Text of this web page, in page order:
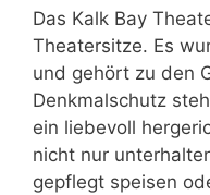
Das Kalk Bay
Theatersitze. Es
und gehört zu den
Denkmalschutz
ein liebevoll
nicht nur
gepflegt speisen